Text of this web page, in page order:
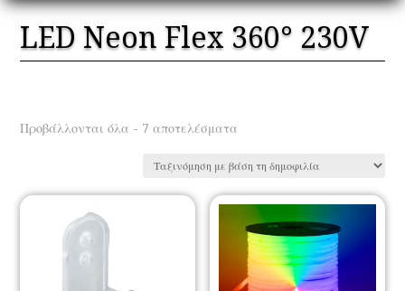
LED Neon Flex 360° 230V
Προβάλλονται όλα - 7 αποτελέσματα
popularity